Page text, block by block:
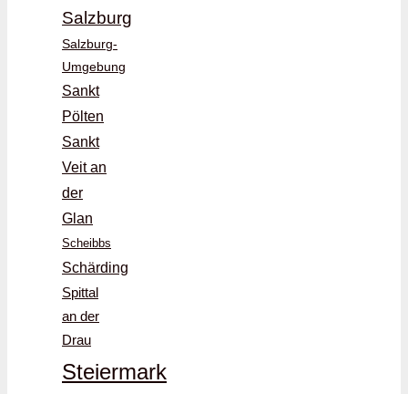
Salzburg
Salzburg-
Umgebung
Sankt
Pölten
Sankt
Veit an
der
Glan
Scheibbs
Schärding
Spittal
an der
Drau
Steiermark